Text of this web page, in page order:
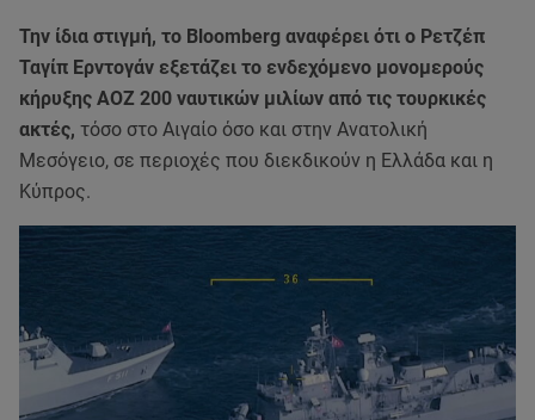
Την ίδια στιγμή, το Bloomberg αναφέρει ότι ο Ρετζέπ
Ταγίπ Ερντογάν εξετάζει το ενδεχόμενο μονομερούς
κήρυξης ΑΟΖ 200 ναυτικών μιλίων από τις τουρκικές
ακτές, τόσο στο Αιγαίο όσο και στην Ανατολική
Μεσόγειο, σε περιοχές που διεκδικούν η Ελλάδα και η
Κύπρος.